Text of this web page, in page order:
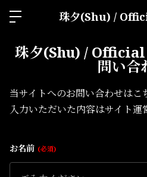
珠夕(Shu) /
珠夕(Shu) /
問い合
当サイトへのお問い合わせはこ
入力いただいた内容はサイト運
お名前 必須